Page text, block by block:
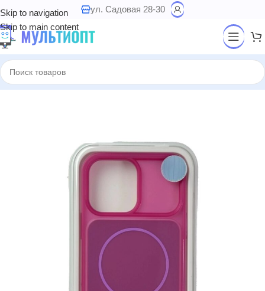
Skip to navigation
Skip to main content
ул. Садовая 28-30